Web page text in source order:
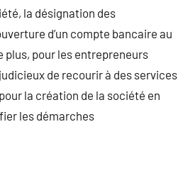
la désignation des
d’un compte bancaire au
plus, pour les entrepreneurs
de recourir à des services
la création de la société en
les démarches